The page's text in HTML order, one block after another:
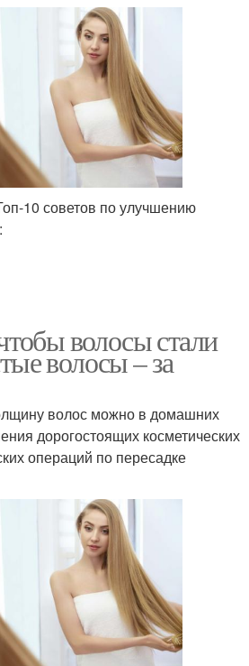
10 советов по улучшению
волосы стали
волосы – за
волос можно в домашних
дорогостоящих косметических
операций по пересадке